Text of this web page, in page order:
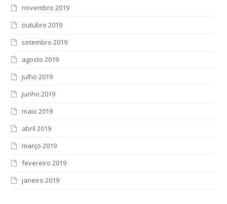
novembro 2019
outubro 2019
setembro 2019
agosto 2019
julho 2019
junho 2019
maio 2019
abril 2019
março 2019
fevereiro 2019
janeiro 2019